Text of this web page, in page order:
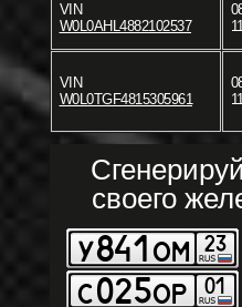
VIN
W0L0AHL4882102537
VIN
W0L0TGF4815305961
своего